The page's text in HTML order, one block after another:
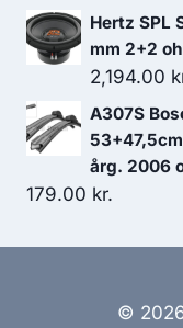
Hertz SPL
mm 2+2
2,194.00
A307S
årg. 2006
179.00 kr.
©